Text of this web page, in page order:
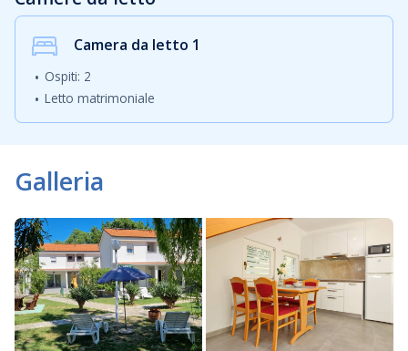
Camera da letto 1
Ospiti: 2
Letto matrimoniale
Galleria